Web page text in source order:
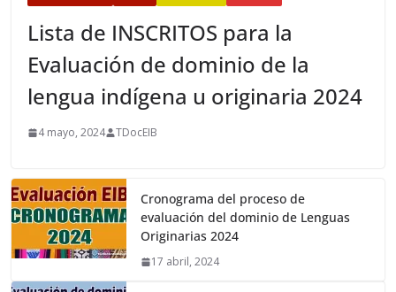
Lista de INSCRITOS para la
Evaluación de dominio de la
lengua indígena u originaria 2024
4 mayo, 2024 TDocEIB
Cronograma del proceso de
evaluación del dominio de Lenguas
Originarias 2024
17 abril, 2024